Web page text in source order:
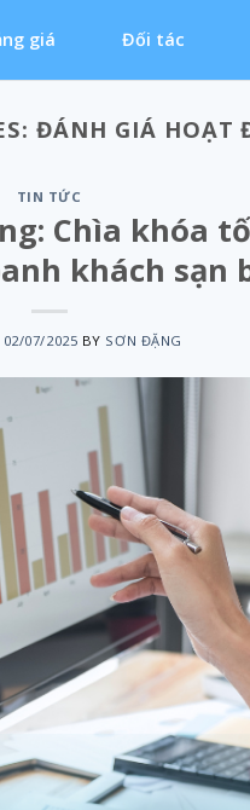
giá Đối tác
ĐÁNH GIÁ HOẠT
TIN TỨC
Chìa khóa
khách sạn
02/07/2025 BY SƠN ĐẶNG